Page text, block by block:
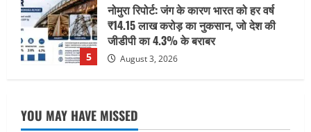
UTTARAKHAND NEWS
तीलू रौतेली पुरस्कार के लिए 13 वीरांगनाओं का
चयन : रेखा आर्या
UTTARAKHAND NEWS
मिस उत्तराखंड 2026 के सब-कॉन्टेस्ट ‘मिस
YOU MAY HAVE MISSED